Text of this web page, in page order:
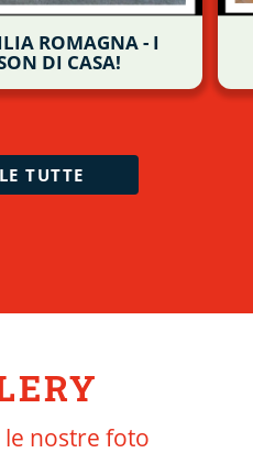
ROMAGNA - I
DI CASA!
TUTTE
nostre foto